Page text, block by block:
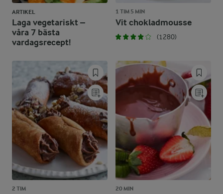
ARTIKEL
Laga vegetariskt –
våra 7 bästa
vardagsrecept!
1 TIM 5 MIN
Vit chokladmousse
(1280)
2 TIM 20 MIN